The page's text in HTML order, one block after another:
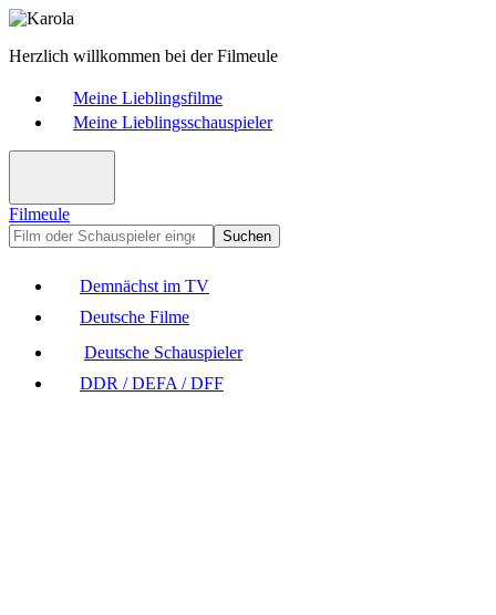
Herzlich willkommen bei der Filmeule
Meine Lieblingsfilme
Meine Lieblingsschauspieler
Filmeule
Suchen
Demnächst im TV
Deutsche Filme
Deutsche Schauspieler
DDR / DEFA / DFF